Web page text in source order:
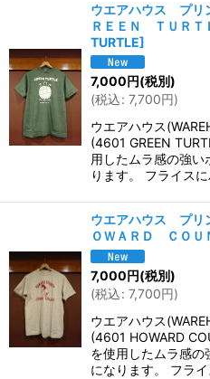
ウエアハウス プ
ＲＥＥＮ ＴＵＲＴ
TURTLE]
7,000円(税別)
(税込: 7,700円)
ウエアハウス
(4601 GREEN
用したムラ感の強
ります。 フライス
ウエアハウス プ
ＯＷＡＲＤ ＣＯＵ
7,000円(税別)
(税込: 7,700円)
ウエアハウス
(4601 HOWARD
を使用したムラ感の
になります。 フラ